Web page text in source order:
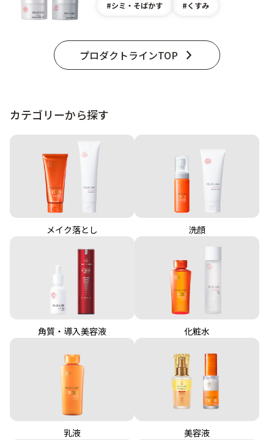
シミ・そばかす くすみ
プロダクトラインTOP
カテゴリーから探す
メイク落とし 洗顔
角質・導入美容液 化粧水
乳液 美容液